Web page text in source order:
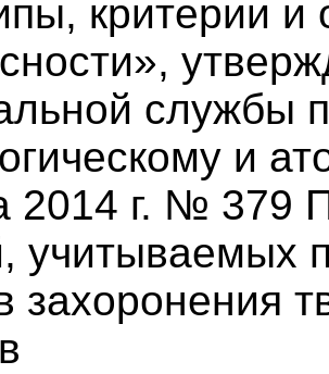
критерии и
службы
и
2014 г. № 379
учитываемых
захоронения